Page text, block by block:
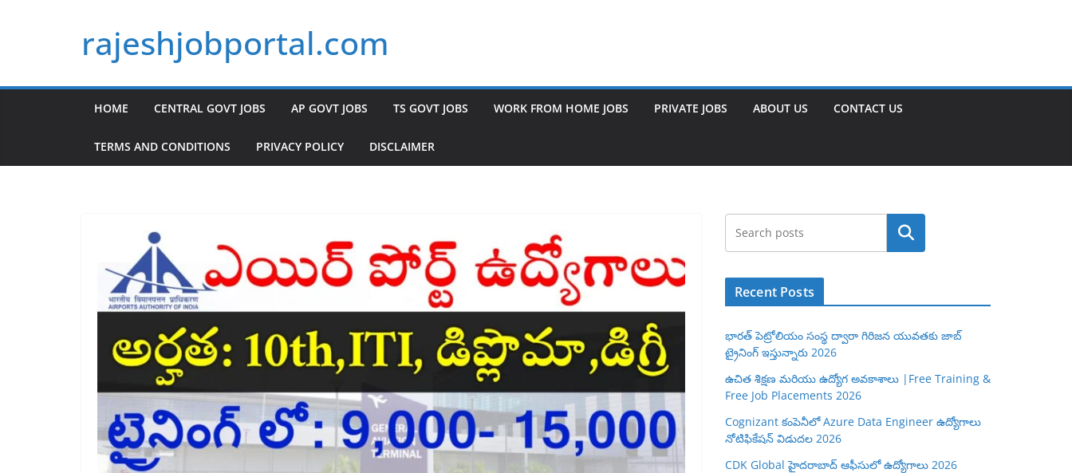
rajeshjobportal.com
HOME CENTRAL GOVT JOBS AP GOVT JOBS TS GOVT JOBS WORK FROM HOME JOBS PRIVATE JOBS ABOUT US CONTACT US
TERMS AND CONDITIONS PRIVACY POLICY DISCLAIMER
Search
Recent Posts
భారత్ పెట్రోలియం సంస్థ ద్వారా గిరిజన యువతకు జాబ్
ట్రైనింగ్ ఇస్తున్నారు 2026
ఉచిత శిక్షణ మరియు ఉద్యోగ అవకాశాలు |Free Training &
Free Job Placements 2026
Cognizant కంపెనీలో Azure Data Engineer ఉద్యోగాలు
నోటిఫికేషన్ విడుదల 2026
CDK Global హైదరాబాద్ ఆఫీసులో ఉద్యోగాలు 2026